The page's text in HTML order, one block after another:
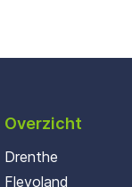
Overzicht
Drenthe
Flevoland